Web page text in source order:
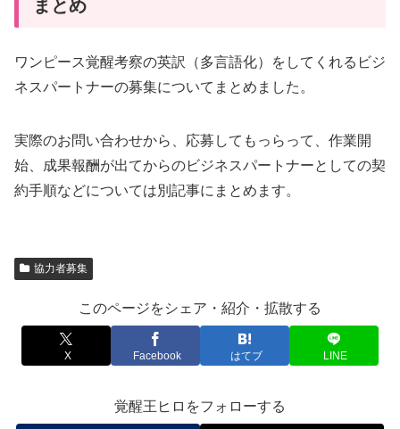
まとめ
ワンピース覚醒考察の英訳（多言語化）をしてくれるビジ
ネスパートナーの募集についてまとめました。
実際のお問い合わせから、応募してもっらって、作業開
始、成果報酬が出てからのビジネスパートナーとしての契
約手順などについては別記事にまとめます。
協力者募集
このページをシェア・紹介・拡散する
X Facebook はてブ LINE
覚醒王ヒロをフォローする